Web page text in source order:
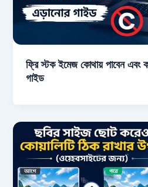
ফ্রি স্টক ইমেজ কোথায় পাবেন এবং
গাইড